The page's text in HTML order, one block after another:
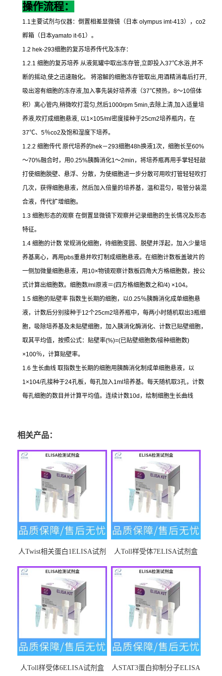
操作流程：
1.1主要试剂与仪器：倒置相差显微镜（日本 olympus imt-413）， co2
孵箱（日本yamato it-61）。
1.2 hek-293细胞的复苏培养传代及冻存：
1.2.1 细胞的复苏培养 从液氮罐中取出冻存管,立即投入37℃水浴,并不
断的摇动,使之迅速融化。 将溶解的细胞冻存管取出,用酒精消毒后打开,
吸出溶有细胞的冻存液,加入事先装好培养液（37℃预热， 8～10倍体
积）离心管内,稍微吹打混匀,然后1000rpm 5min,去除上清,加入适量培
养液,吹打成细胞悬液, 以1×105/ml 密度接种于25cm2培养瓶内，在
37℃、 5％co2及饱和湿度下培养。
1.2.2 细胞传代 原代培养的hek－293细胞48h换液1次，细胞长至60%
～70%融合时，用0.25%胰酶消化1～2min ，将培养瓶再用手掌轻轻敲
打使细胞脱壁、悬浮、分散，为使细胞进一步分散可用吹打管轻轻吹打
几次，获得细胞悬液，然后加入倍量的培养基，温和混匀，吸管分装混
合液，传代扩增细胞。
1.3 细胞形态的观察 在倒置显微镜下观察并记录细胞的生长情况及形态
特征。
1.4 细胞的计数 常规消化细胞，待细胞变圆、脱壁并浮起，加入少量培
养基离心，再用pbs重悬并吹打制成细胞悬液。在细胞计数板盖玻片的
一侧加微量细胞悬液，用 10×物镜观察计数板四角大方格细胞数，按公
式计算出细胞数。细胞数/ml 原液＝(四方格细胞数之和/4) ×104。
1.5 细胞的贴壁率 指数生长期的细胞，以0.25％胰酶消化成单细胞悬
液，计数后分别接种于12个25cm2培养瓶中，每两小时随机取出3瓶细
胞，吸除培养基及未贴壁细胞，加入胰消化酶消化、计数已贴壁细胞，
取其平均值，按照公式：贴壁率(%)=(已贴壁细胞数/接种细胞数)
×100％，计算贴壁率。
1.6 生长曲线 取指数生长期的细胞用胰酶消化制成单细胞悬液，以
1×104/孔接种于24孔板，每孔加入1ml 培养基。每天随机取3孔，计数
每孔细胞的数目并计算平均值。连续计数10d ，绘制细胞生长曲线
相关产品：
人Twist相关蛋白1ELISA试剂
人Toll样受体7ELISA试剂盒
人Toll样受体6ELISA试剂盒 人STAT3蛋白抑制分子ELISA